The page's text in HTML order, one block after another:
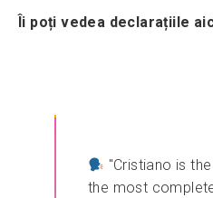
Îi poți vedea declarațiile
"Cristiano is
the most